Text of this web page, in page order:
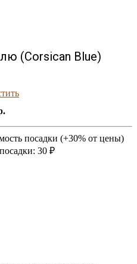
(Corsican Blue)
посадки (+30% от цены)
30 ₽